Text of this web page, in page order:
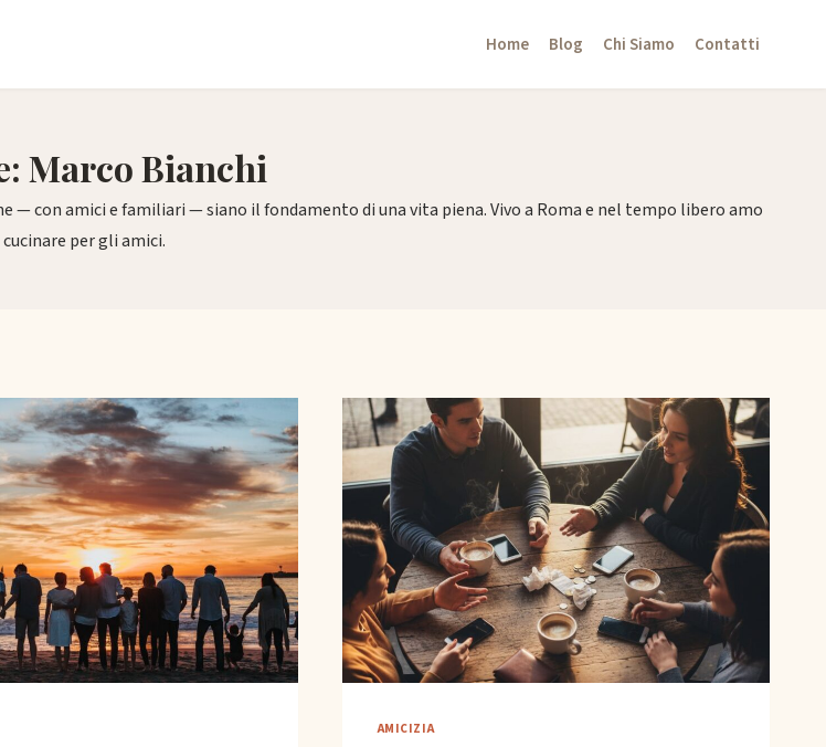
Home Blog Chi Siamo Contatti
Marco Bianchi
— con amici e familiari — siano il fondamento di una vita piena. Vivo a Roma e nel tempo libero amo
cucinare per gli amici.
AMICIZIA